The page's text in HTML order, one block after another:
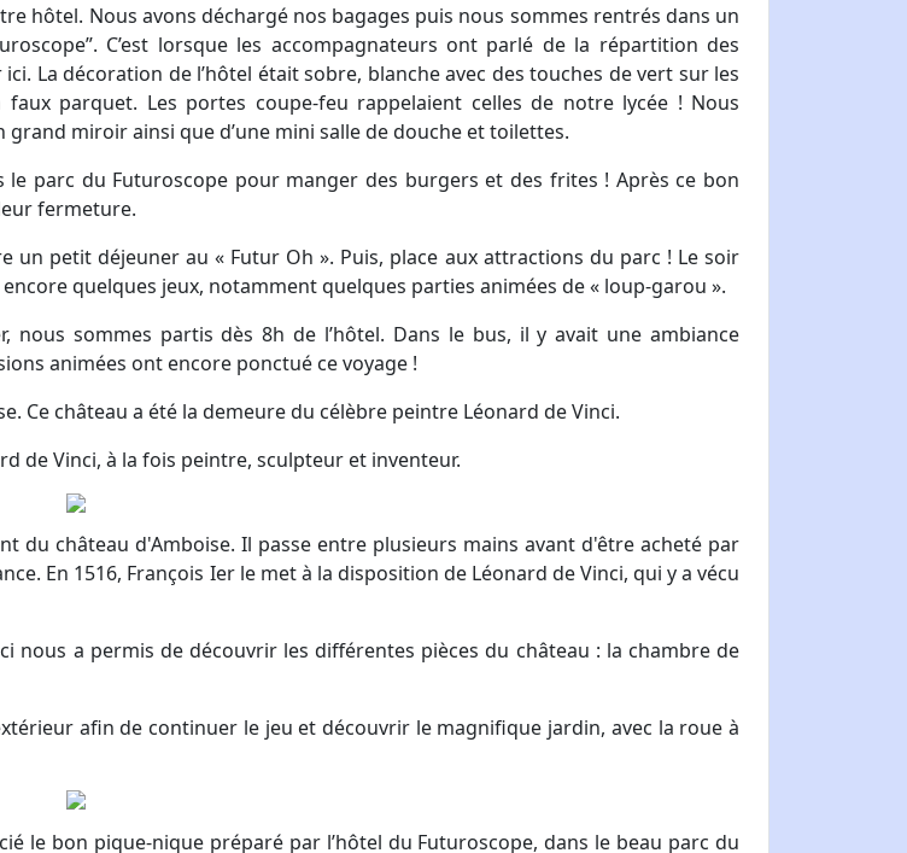
hôtel. Nous avons déchargé nos bagages puis nous sommes rentrés dans un
C’est lorsque les accompagnateurs ont parlé de la répartition des
La décoration de l’hôtel était sobre, blanche avec des touches de vert sur les
parquet. Les portes coupe-feu rappelaient celles de notre lycée ! Nous
grand miroir ainsi que d’une mini salle de douche et toilettes.
parc du Futuroscope pour manger des burgers et des frites ! Après ce bon
fermeture.
un petit déjeuner au « Futur Oh ». Puis, place aux attractions du parc ! Le soir
quelques jeux, notamment quelques parties animées de « loup-garou ».
sommes partis dès 8h de l’hôtel. Dans le bus, il y avait une ambiance
animées ont encore ponctué ce voyage !
Ce château a été la demeure du célèbre peintre Léonard de Vinci.
de Vinci, à la fois peintre, sculpteur et inventeur.
du château d'Amboise. Il passe entre plusieurs mains avant d'être acheté par
En 1516, François Ier le met à la disposition de Léonard de Vinci, qui y a vécu
nous a permis de découvrir les différentes pièces du château : la chambre de
afin de continuer le jeu et découvrir le magnifique jardin, avec la roue à
le bon pique-nique préparé par l’hôtel du Futuroscope, dans le beau parc du